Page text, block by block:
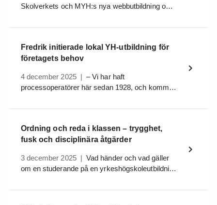
Skolverkets och MYH:s nya webbutbildning om
Fredrik initierade lokal YH-utbildning för
företagets behov
4 december 2025 | – Vi har haft
processoperatörer här sedan 1928, och kommer
utbildning inom yrkeshögskolan, säger Fredrik
Sundlöf på Nynas AB.
Ordning och reda i klassen – trygghet,
fusk och disciplinära åtgärder
3 december 2025 | Vad händer och vad gäller
om en studerande på en yrkeshögskoleutbildning